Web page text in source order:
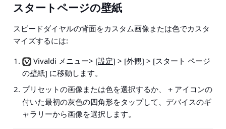
スタートページの壁紙
スピードダイヤルの背面をカスタム画像または色でカスタ
マイズするには:
Vivaldi メニュー> [設定] > [外観] > [スタート ページ
の壁紙] に移動します。
プリセットの画像または色を選択するか、 + アイコンの
付いた最初の灰色の四角形をタップして、デバイスのギ
ャラリーから画像を選択します。